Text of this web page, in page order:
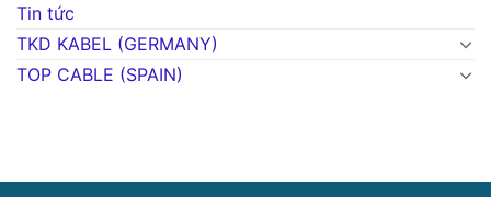
Tin tức
TKD KABEL (GERMANY)
TOP CABLE (SPAIN)